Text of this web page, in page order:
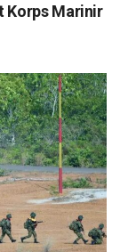
Korps Marinir